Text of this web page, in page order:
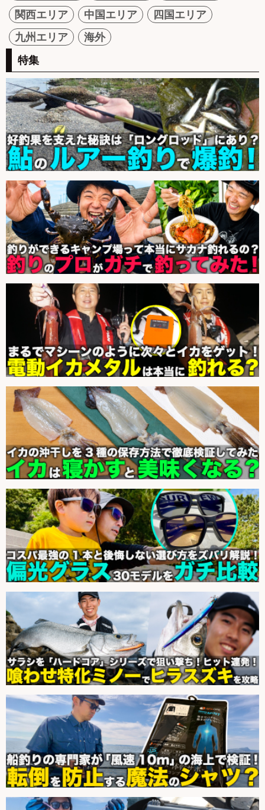
関西エリア
中国エリア
四国エリア
九州エリア
海外
特集